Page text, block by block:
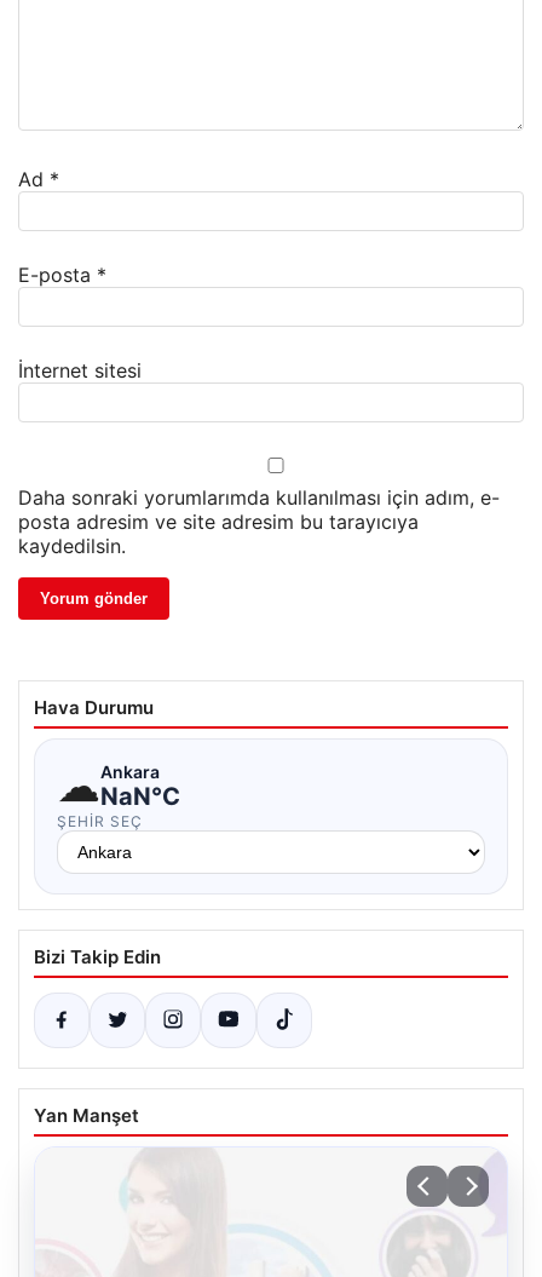
Ad *
E-posta *
İnternet sitesi
Daha sonraki yorumlarımda kullanılması için adım, e-
posta adresim ve site adresim bu tarayıcıya
kaydedilsin.
Hava Durumu
☁Ankara
NaN°C
ŞEHIR SEÇ
Bizi Takip Edin
Yan Manşet